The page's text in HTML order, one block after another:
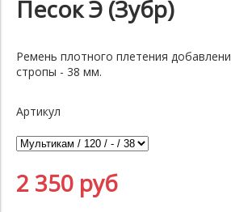
Песок Э (Зубр)
Ремень плотного плетения
стропы - 38 мм.
Артикул
2 350 руб